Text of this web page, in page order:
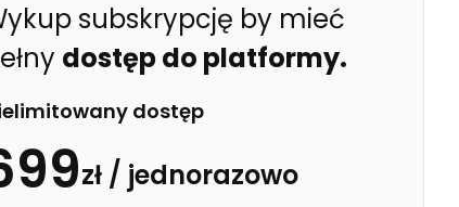
subskrypcję by mieć
dostęp do platformy.
dostęp
zł / jednorazowo